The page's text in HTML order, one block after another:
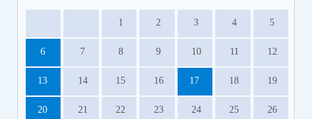
1 2 3 4 5
6 7 8 9 10 11 12
13 14 15 16 17 18 19
20 21 22 23 24 25 26